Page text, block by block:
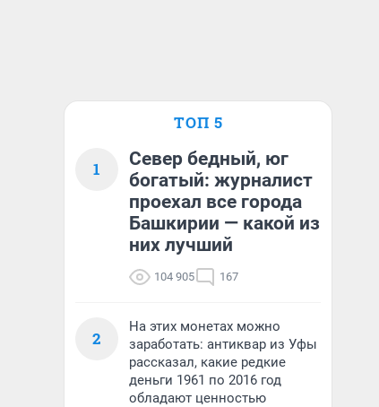
ТОП 5
1
Север бедный, юг
богатый: журналист
проехал все города
Башкирии — какой из
них лучший
104 905 167
2
На этих монетах можно
заработать: антиквар из Уфы
рассказал, какие редкие
деньги 1961 по 2016 год
обладают ценностью